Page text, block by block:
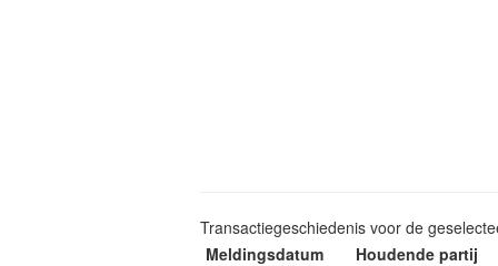
Transactiegeschiedenis voor de
Meldingsdatum
Houdende partij